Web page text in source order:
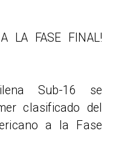
LA FASE FINAL!
Sub-16 se
clasificado del
a la Fase